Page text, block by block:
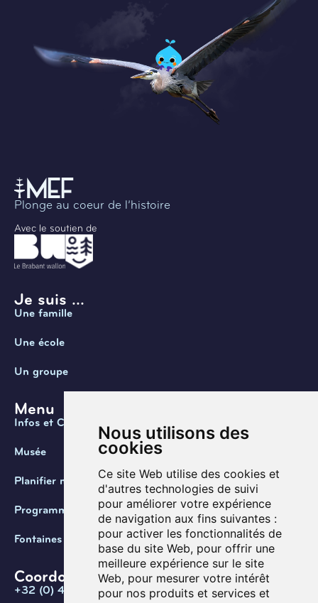
Nous utilisons des
cookies
Ce site Web utilise des cookies et
d'autres technologies de suivi
pour améliorer votre expérience
de navigation aux fins suivantes :
pour activer les fonctionnalités de
base du site Web, pour offrir une
meilleure expérience sur le site
Web, pour mesurer votre intérêt
pour nos produits et services et
Plonge au coeur de l’histoire
Avec le soutien de
Je suis ...
Une famille
Une école
Un groupe
Menu
Infos et Contact
Musée
Planifier ma visite
Programmation
Fontaines de Belgique
Coordonnées
+32 (0) 470 / 67.20.55